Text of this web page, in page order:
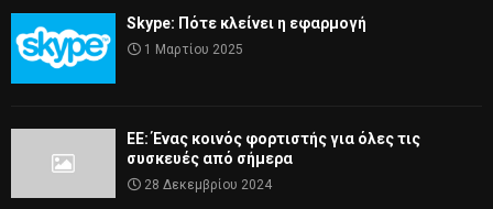
Skype: Πότε κλείνει η εφαρμογή
1 Μαρτίου 2025
ΕΕ: Ένας κοινός φορτιστής για όλες τις
συσκευές από σήμερα
28 Δεκεμβρίου 2024